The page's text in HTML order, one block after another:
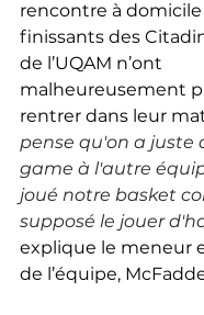
rencontre à
finissants des
de l’UQAM n’ont
malheureusement
rentrer dans leur
pense qu'on a juste
game à l'autre
joué notre basket
supposé le jouer
explique le meneur
de l’équipe,